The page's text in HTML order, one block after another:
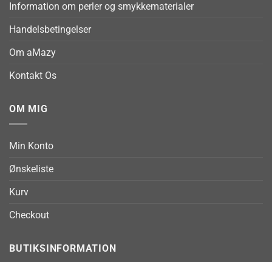
Information om perler og smykkematerialer
Handelsbetingelser
Om aMazy
Kontakt Os
OM MIG
Min Konto
Ønskeliste
Kurv
Checkout
BUTIKSINFORMATION